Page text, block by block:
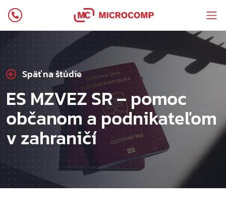
Späť na štúdie
ES MZVEZ SR – pomoc
občanom a podnikateľom
v zahraničí